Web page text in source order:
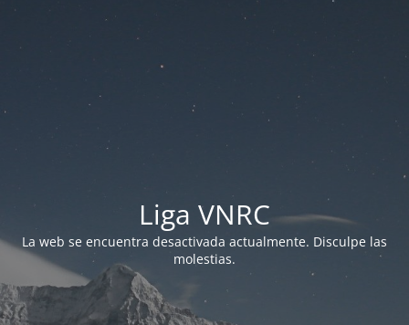
Liga VNRC
La web se encuentra desactivada actualmente. Disculpe las
molestias.